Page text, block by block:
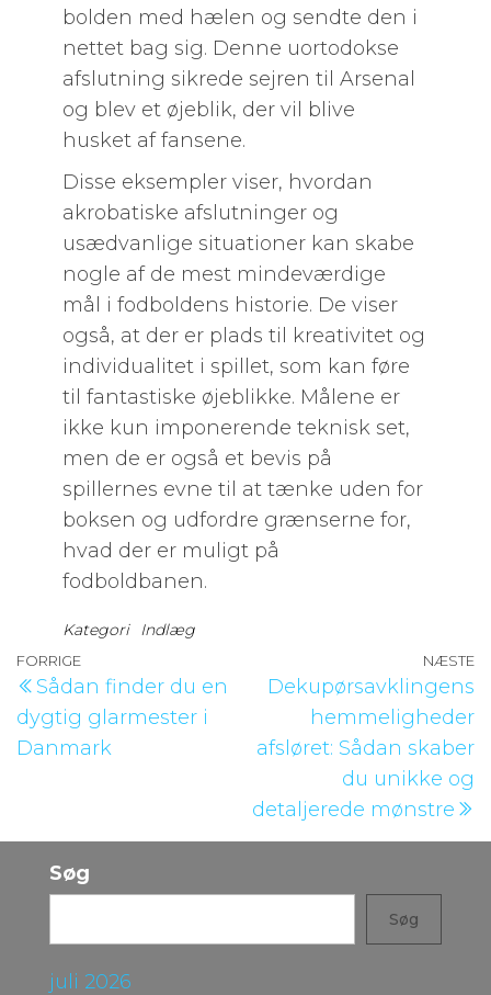
bolden med hælen og sendte den i
nettet bag sig. Denne uortodokse
afslutning sikrede sejren til Arsenal
og blev et øjeblik, der vil blive
husket af fansene.
Disse eksempler viser, hvordan
akrobatiske afslutninger og
usædvanlige situationer kan skabe
nogle af de mest mindeværdige
mål i fodboldens historie. De viser
også, at der er plads til kreativitet og
individualitet i spillet, som kan føre
til fantastiske øjeblikke. Målene er
ikke kun imponerende teknisk set,
men de er også et bevis på
spillernes evne til at tænke uden for
boksen og udfordre grænserne for,
hvad der er muligt på
fodboldbanen.
Kategori Indlæg
Indlægsnavigation
Forrige
indlæg
FORRIGE
Sådan finder du en
dygtig glarmester i
Danmark
NÆSTE
Dekupørsavklingens
hemmeligheder
afsløret: Sådan skaber
du unikke og
detaljerede mønstre
Søg
Søg
juli 2026